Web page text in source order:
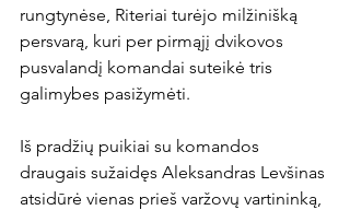
rungtynėse, Riteriai turėjo milžinišką
persvarą, kuri per pirmąjį dvikovos
pusvalandį komandai suteikė tris
galimybes pasižymėti.
Iš pradžių puikiai su komandos
draugais sužaidęs Aleksandras Levšinas
atsidūrė vienas prieš varžovų vartininką,